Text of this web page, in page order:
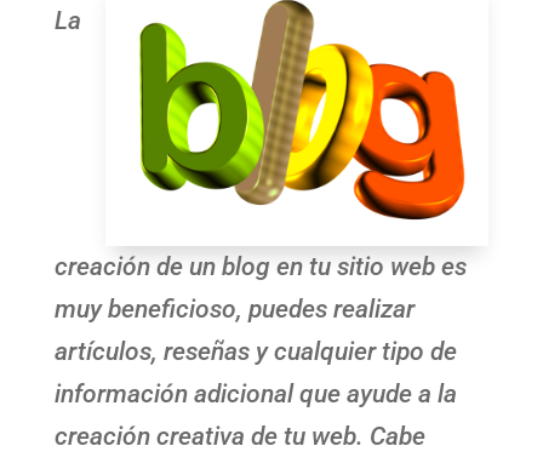
La
creación de un blog en tu sitio web es
muy beneficioso, puedes realizar
artículos, reseñas y cualquier tipo de
información adicional que ayude a la
creación creativa de tu web. Cabe